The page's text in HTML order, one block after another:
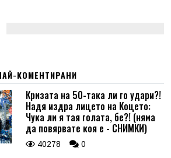
КОМЕНТИРАНИ
Кризата на 50-така ли го удари?!
Надя издра лицето на Коцето:
Чука ли я тая голата, бе?! (няма
да повярвате коя е - СНИМКИ)
40278 0